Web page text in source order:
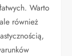
Warto
również